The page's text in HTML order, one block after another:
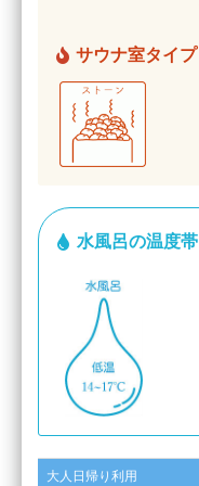
サウナ室タイプ
水風呂の温度帯
大人日帰り利用